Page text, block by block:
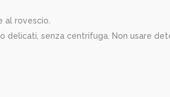
al rovescio.
delicati, senza centrifuga. Non usare